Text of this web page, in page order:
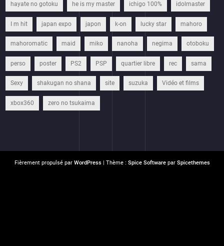
hayate no gotoku he is my master ichigo 100% idolmaster
I m hit japan expo japon k-on lucky star mahoro
mahoromatic maid miko nanoha negima otoboku
perso poster PS2 PSP quartier libre rec sama
Sexy shakugan no shana site suzuka Vidéo et films
xbox360 zero no tsukaima
Fièrement propulsé par WordPress| Thème : Spice Softwarepar Spicethemes